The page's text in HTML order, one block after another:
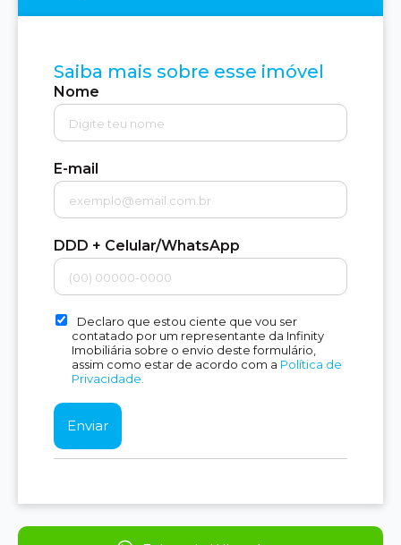
Saiba mais sobre esse imóvel
Nome
E-mail
DDD + Celular/WhatsApp
Declaro que estou ciente que vou ser
contatado por um representante da Infinity
Imobiliária sobre o envio deste formulário,
assim como estar de acordo com a Política de
Privacidade.